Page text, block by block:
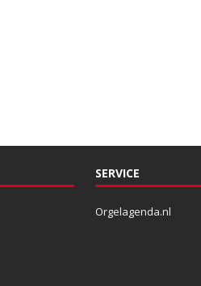
SERVICE
Orgelagenda.nl